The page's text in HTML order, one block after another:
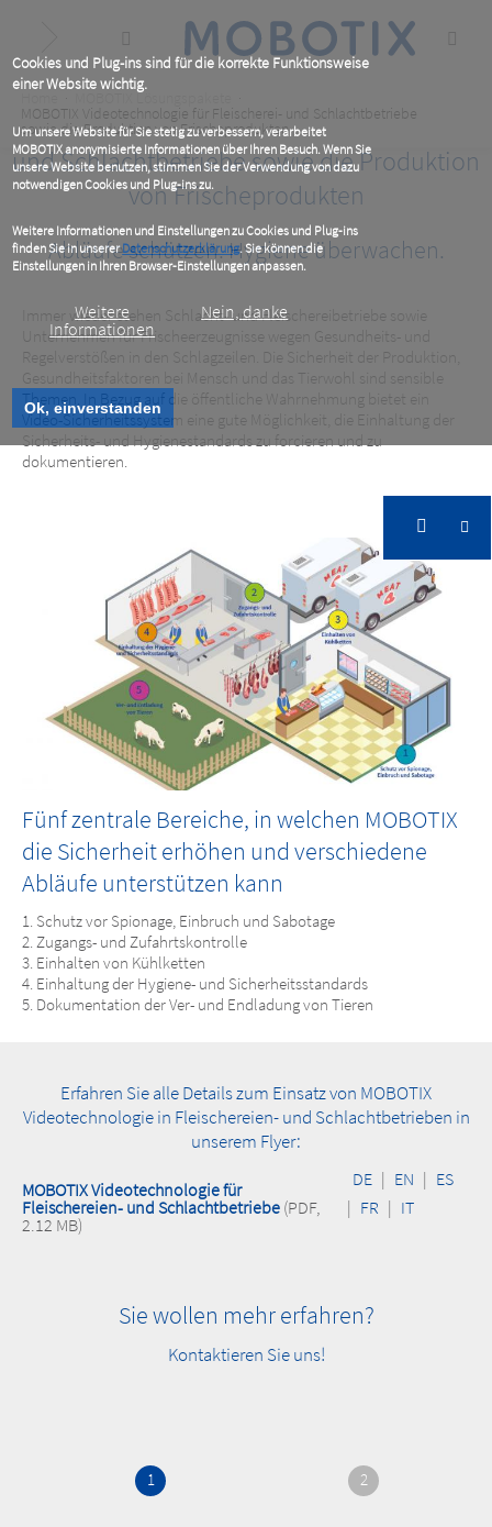
Cookies und Plug-ins sind für die korrekte Funktionsweise
einer Website wichtig.
Um unsere Website für Sie stetig zu verbessern, verarbeitet
MOBOTIX anonymisierte Informationen über Ihren Besuch. Wenn Sie
unsere Website benutzen, stimmen Sie der Verwendung von dazu
notwendigen Cookies und Plug-ins zu.
Weitere Informationen und Einstellungen zu Cookies und Plug-ins
finden Sie in unsererDatenschutzerklärung. Sie können die
Einstellungen in Ihren Browser-Einstellungen anpassen.
Weitere
Informationen
Nein, danke
Ok, einverstanden
content
Breadcrumb
MOBOTIX Lösungspakete
MOBOTIX Videotechnologie für Fleischerei- und Schlachtbetriebe
sowie die Produktion von Frischeprodukten
MOBOTIX Videotechnologie für Fleischerei-
und Schlachtbetriebe sowie die Produktion
von Frischeprodukten
Abläufe schützen. Hygiene überwachen.
Immer wieder stehen Schlacht- und Fleischereibetriebe sowie
Unternehmen für Frischeerzeugnisse wegen Gesundheits- und
Regelverstößen in den Schlagzeilen. Die Sicherheit der Produktion,
Gesundheitsfaktoren bei Mensch und das Tierwohl sind sensible
Themen. In Bezug auf die öffentliche Wahrnehmung bietet ein
Video-Sicherheitssystem eine gute Möglichkeit, die Einhaltung der
Sicherheits- und Hygienestandards zu forcieren und zu
dokumentieren.
Fünf zentrale Bereiche, in welchen MOBOTIX
die Sicherheit erhöhen und verschiedene
Abläufe unterstützen kann
Schutz vor Spionage, Einbruch und Sabotage
Zugangs- und Zufahrtskontrolle
Einhalten von Kühlketten
Einhaltung der Hygiene- und Sicherheitsstandards
Dokumentation der Ver- und Endladung von Tieren
Erfahren Sie alle Details zum Einsatz von MOBOTIX
Videotechnologie in Fleischereien- und Schlachtbetrieben in
unserem Flyer:
MOBOTIX Videotechnologie für
Fleischereien- und Schlachtbetriebe (PDF,
2.12 MB)
DE | EN | ES
| FR | IT
Sie wollen mehr erfahren?
Kontaktieren Sie uns!
1 2